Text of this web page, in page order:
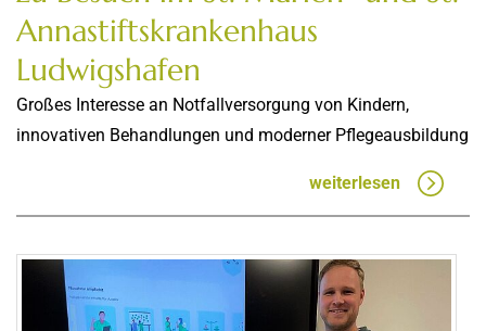
Annastiftskrankenhaus
Ludwigshafen
Großes Interesse an Notfallversorgung von Kindern,
innovativen Behandlungen und moderner Pflegeausbildung
weiterlesen